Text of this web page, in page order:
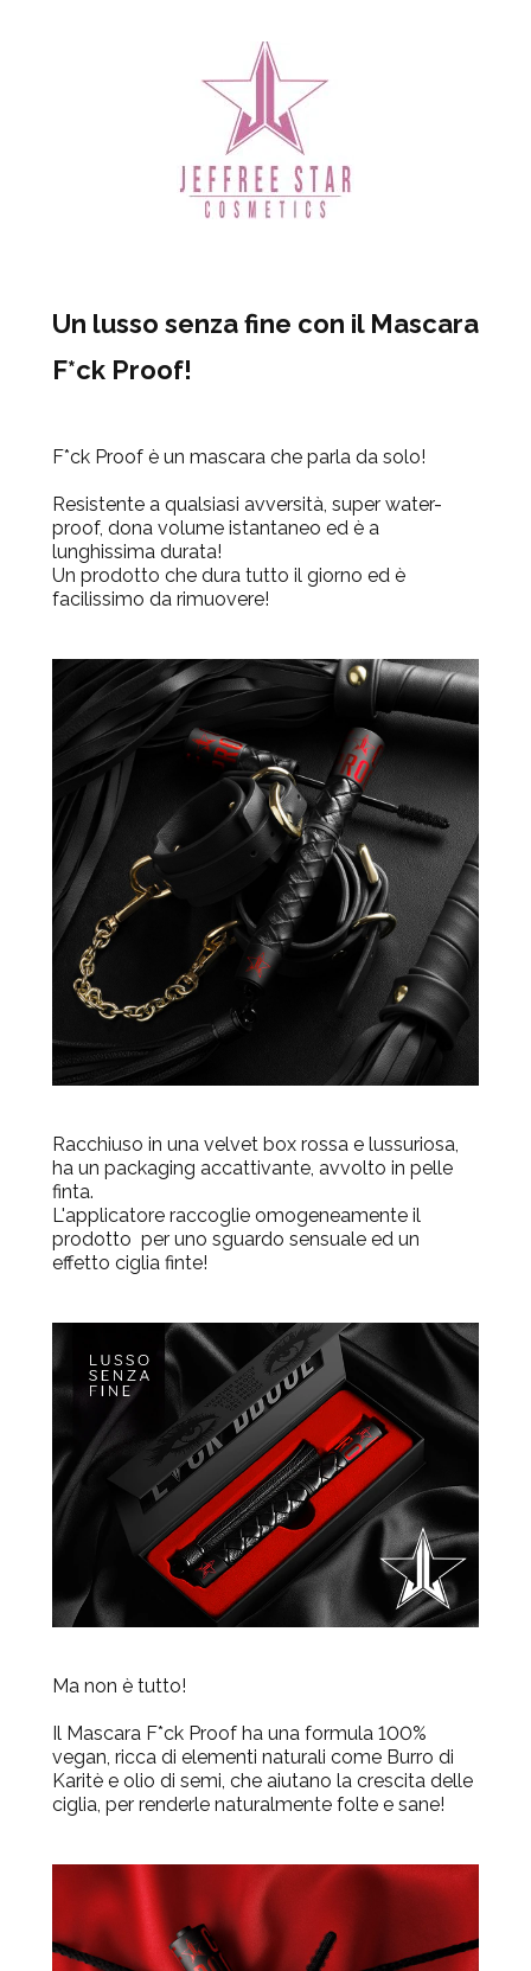
Un lusso senza fine con il Mascara
F*ck Proof!
F*ck Proof è un mascara che parla da solo!
Resistente a qualsiasi avversità, super water-
proof, dona volume istantaneo ed è a
lunghissima durata!
Un prodotto che dura tutto il giorno ed è
facilissimo da rimuovere!
Racchiuso in una velvet box rossa e lussuriosa,
ha un packaging accattivante, avvolto in pelle
finta.
L'applicatore raccoglie omogeneamente il
prodotto per uno sguardo sensuale ed un
effetto ciglia finte!
Ma non è tutto!
Il Mascara F*ck Proof ha una formula 100%
vegan, ricca di elementi naturali come Burro di
Karitè e olio di semi, che aiutano la crescita delle
ciglia, per renderle naturalmente folte e sane!